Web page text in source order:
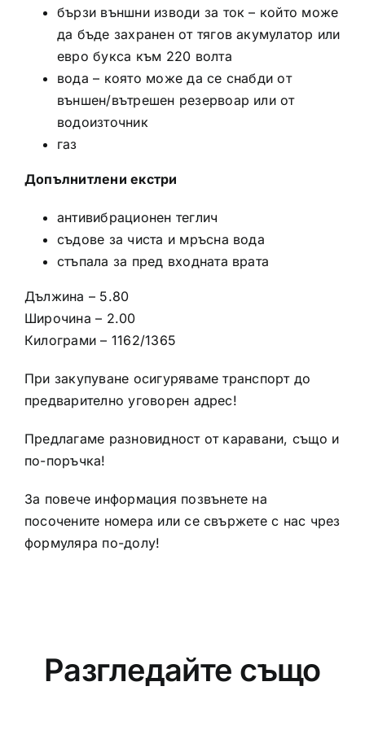
бързи външни изводи за ток – който може
да бъде захранен от тягов акумулатор или
евро букса към 220 волта
вода – която може да се снабди от
външен/вътрешен резервоар или от
водоизточник
газ
Допълнитлени екстри
антивибрационен теглич
съдове за чиста и мръсна вода
стъпала за пред входната врата
Дължина – 5.80
Широчина – 2.00
Килограми – 1162/1365
При закупуване осигуряваме транспорт до
предварително уговорен адрес!
Предлагаме разновидност от каравани, също и
по-поръчка!
За повече информация позвънете на
посочените номера или се свържете с нас чрез
формулярa по-долу!
Разгледайте също